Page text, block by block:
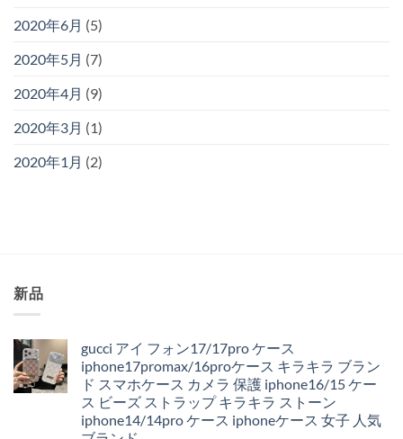
2020年6月 (5)
2020年5月 (7)
2020年4月 (9)
2020年3月 (1)
2020年1月 (2)
新品
gucci アイ フォン17/17pro ケース
iphone17promax/16proケース キラキラ ブラン
ド スマホケース カメラ 保護 iphone16/15 ケー
ス ビーズ ストラップ キラキラ ストーン
iphone14/14pro ケース iphoneケース 女子 人気